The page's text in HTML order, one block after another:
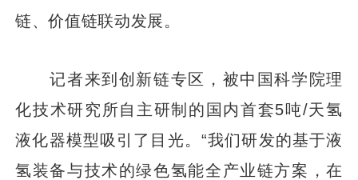
链、价值链联动发展。
记者来到创新链专区，被中国科学院理
化技术研究所自主研制的国内首套5吨/天氢
液化器模型吸引了目光。“我们研发的基于液
氢装备与技术的绿色氢能全产业链方案，在